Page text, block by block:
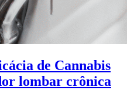
de Cannabis
lombar crônica